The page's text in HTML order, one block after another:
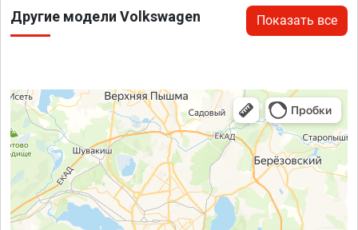
Другие модели Volkswagen Показать все